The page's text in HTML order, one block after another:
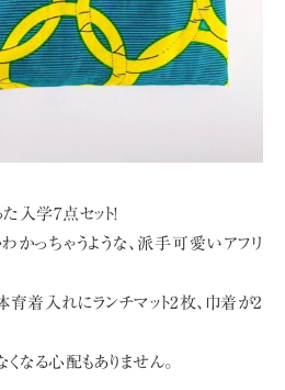
入学7点セット!
っちゃうような、 派手可愛いアフリ
育着入れにランチマット2枚、巾着が2
なる心配もありません。